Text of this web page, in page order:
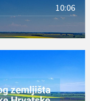
10:06